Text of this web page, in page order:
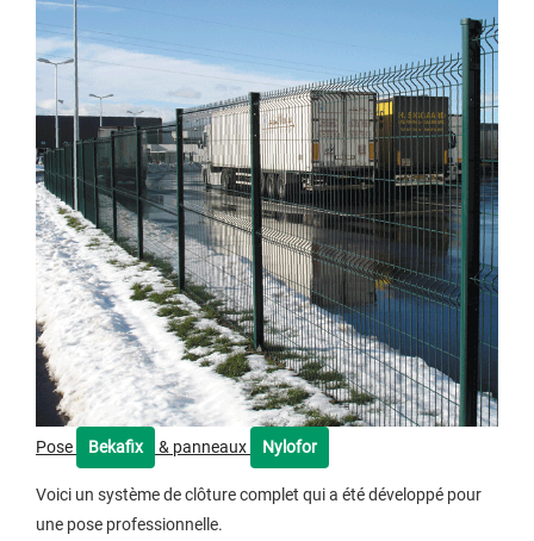
Pose Bekafix & panneaux Nylofor
Voici un système de clôture complet qui a été développé pour
une pose professionnelle.